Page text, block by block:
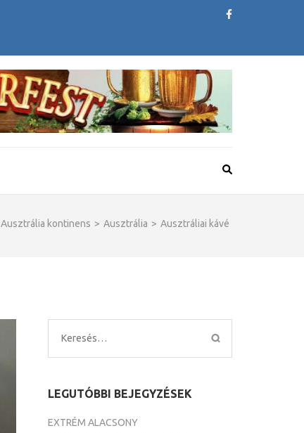
Ausztrália kontinens > Ausztrália > Ausztráliai kávé
Keresés:
LEGUTÓBBI BEJEGYZÉSEK
EXTRÉM ALACSONY